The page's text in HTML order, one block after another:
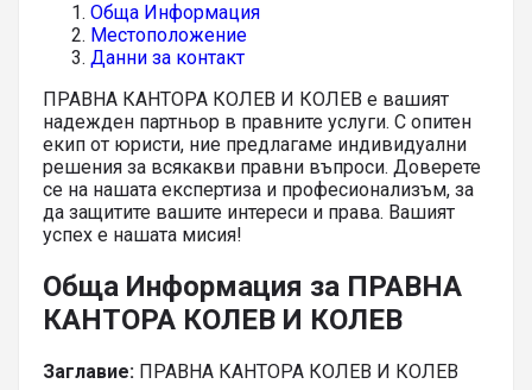
Обща Информация
Местоположение
Данни за контакт
ПРАВНА КАНТОРА КОЛЕВ И КОЛЕВ е вашият
надежден партньор в правните услуги. С опитен
екип от юристи, ние предлагаме индивидуални
решения за всякакви правни въпроси. Доверете
се на нашата експертиза и професионализъм, за
да защитите вашите интереси и права. Вашият
успех е нашата мисия!
Обща Информация за ПРАВНА
КАНТОРА КОЛЕВ И КОЛЕВ
Заглавие: ПРАВНА КАНТОРА КОЛЕВ И КОЛЕВ